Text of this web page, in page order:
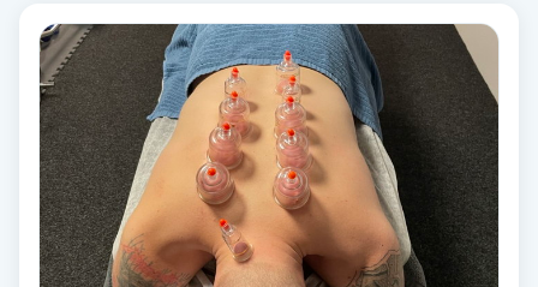
Personal shopper
Personlig tränare
Picolaser
Piercing